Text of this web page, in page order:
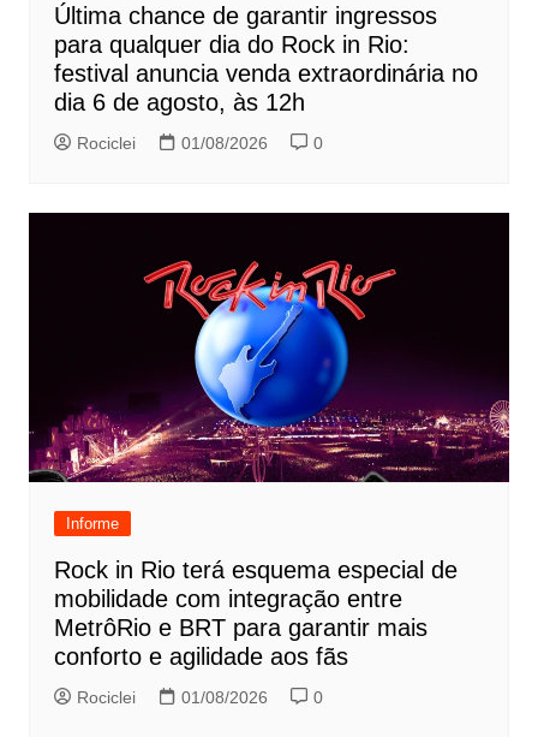
Última chance de garantir ingressos
para qualquer dia do Rock in Rio:
festival anuncia venda extraordinária no
dia 6 de agosto, às 12h
Rociclei 01/08/2026 0
Informe
Rock in Rio terá esquema especial de
mobilidade com integração entre
MetrôRio e BRT para garantir mais
conforto e agilidade aos fãs
Rociclei 01/08/2026 0